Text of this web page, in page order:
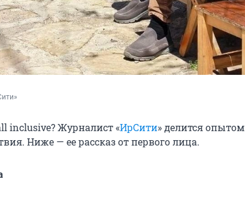
inclusive? Журналист «ИрСити» делится опытом
Ниже — ее рассказ от первого лица.